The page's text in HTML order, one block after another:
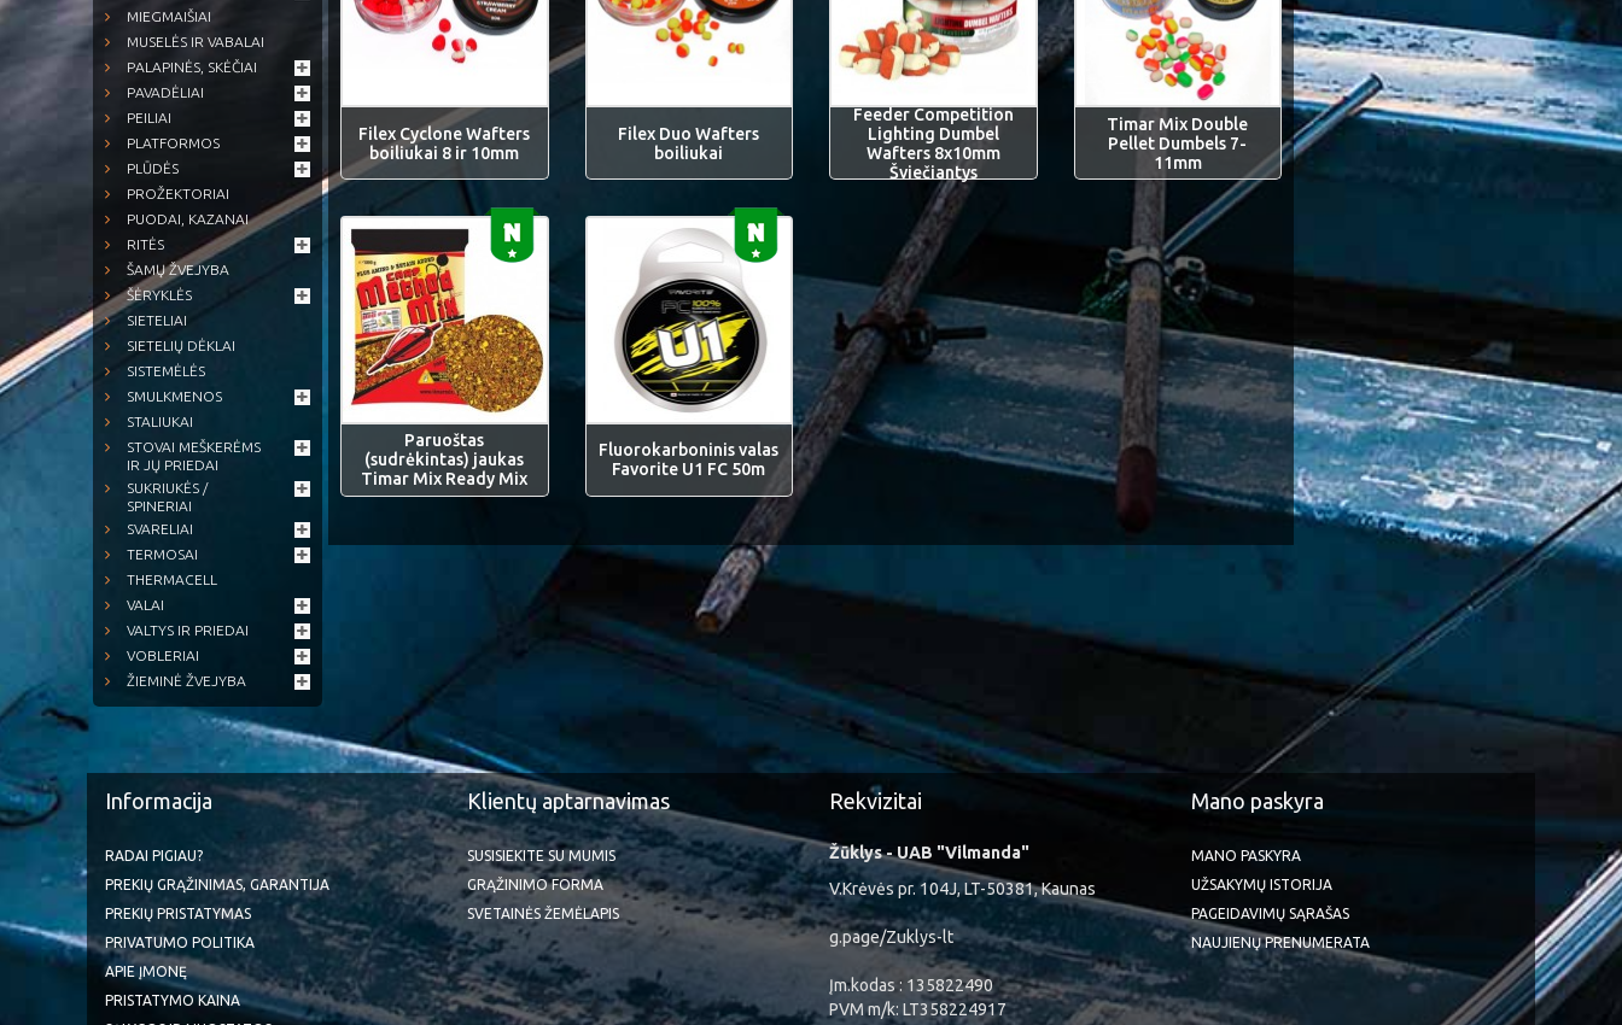
MIEGMAIŠIAI
MUSELĖS IR VABALAI
PALAPINĖS, SKĖČIAI
PAVADĖLIAI
PEILIAI
PLATFORMOS
PLŪDĖS
PROŽEKTORIAI
PUODAI, KAZANAI
RITĖS
ŠAMŲ ŽVEJYBA
ŠĖRYKLĖS
SIETELIAI
SIETELIŲ DĖKLAI
SISTEMĖLĖS
SMULKMENOS
STALIUKAI
STOVAI MEŠKERĖMS
IR JŲ PRIEDAI
SUKRIUKĖS /
SPINERIAI
SVARELIAI
TERMOSAI
THERMACELL
VALAI
VALTYS IR PRIEDAI
VOBLERIAI
ŽIEMINĖ ŽVEJYBA
Filex Cyclone Wafters
boiliukai 8 ir 10mm
Filex Duo Wafters
boiliukai
Feeder Competition
Lighting Dumbel
Wafters 8x10mm
Šviečiantys
Timar Mix Double
Pellet Dumbels 7-
11mm
Paruoštas
(sudrėkintas) jaukas
Timar Mix Ready Mix
Fluorokarboninis valas
Favorite U1 FC 50m
Informacija
RADAI PIGIAU?
PREKIŲ GRĄŽINIMAS, GARANTIJA
PREKIŲ PRISTATYMAS
PRIVATUMO POLITIKA
APIE ĮMONĘ
PRISTATYMO KAINA
Klientų aptarnavimas
SUSISIEKITE SU MUMIS
GRĄŽINIMO FORMA
SVETAINĖS ŽEMĖLAPIS
Rekvizitai
Žūklys - UAB "Vilmanda"
V.Krėvės pr. 104J, LT-50381, Kaunas
g.page/Zuklys-lt
Įm.kodas : 135822490
PVM m/k: LT358224917
Mano paskyra
MANO PASKYRA
UŽSAKYMŲ ISTORIJA
PAGEIDAVIMŲ SĄRAŠAS
NAUJIENŲ PRENUMERATA